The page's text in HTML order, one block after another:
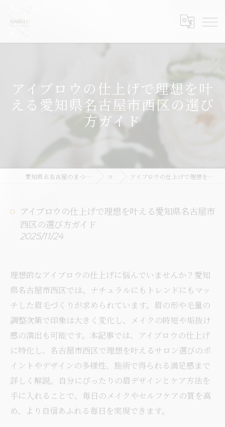
アイブロウの仕上げで理想を叶
える愛知県名古屋市西区の選び
方ガイド
愛知県北名古屋のまつ毛パーマならHARELU北名古屋店 コラム アイブロウの仕上げで理想を叶える愛知県名古屋市西区の選び方ガイド
アイブロウの仕上げで理想を叶える愛知県名古屋市
西区の選び方ガイド
2025/11/24
理想的なアイブロウの仕上げに悩んでいませんか？愛知
県名古屋市西区では、ナチュラルにもトレンドにもマッ
チした眉毛づくりが求められています。眉の形や毛量の
調整次第で印象は大きく変化し、メイクの時短や垢抜け
感の演出も可能です。本記事では、アイブロウの仕上げ
に特化し、名古屋市西区で理想を叶えるサロン選びのポ
イントやデザインの多様性、施術で得られる満足感まで
詳しく解説。自分にぴったりの眉デザインとケア方法を
手に入れることで、毎日のメイクやセルフケアの質を高
め、より自信あふれる毎日を実現できます。